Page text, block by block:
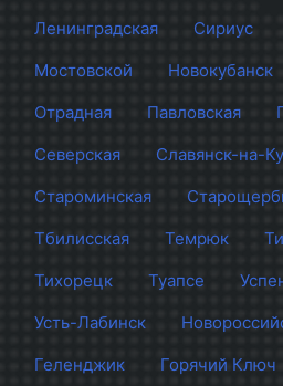
Ленинградская
Сириус
Мостовской
Новокубанск
Отрадная
Павловская
Северская
Славянск-на-
Староминская
Тбилисская
Темрюк
Тихорецк
Туапсе
Усть-Лабинск
Геленджик
Горячий Ключ